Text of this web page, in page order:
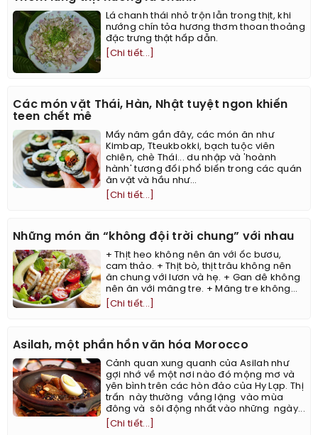
Lá chanh thái nhỏ trộn lẫn trong thịt, khi
nướng chín tỏa hương thơm thoan thoảng
đặc trưng thật hấp dẫn.
[Chi tiết...]
Các món vặt Thái, Hàn, Nhật tuyệt ngon khiến
teen chết mê
Mấy năm gần đây, các món ăn như
Kimbap, Tteukbokki, bạch tuộc viên
chiên, chè Thái... du nhập và 'hoành
hành' tương đối phổ biến trong các quán
ăn vặt và hầu như...
[Chi tiết...]
Những món ăn “không đội trời chung” với nhau
+ Thịt heo không nên ăn với ốc bươu,
cam thảo. + Thịt bò, thịt trâu không nên
ăn chung với lươn và hẹ. + Gan dê không
nên ăn với măng tre. + Măng tre không...
[Chi tiết...]
Asilah, một phần hồn văn hóa Morocco
Cảnh quan xung quanh của Asilah như
gợi nhớ về một nơi nào đó mộng mơ và
yên bình trên các hòn đảo của Hy Lạp. Thị
trấn này thường vắng lặng vào mùa
đông và sôi động nhất vào những ngày...
[Chi tiết...]